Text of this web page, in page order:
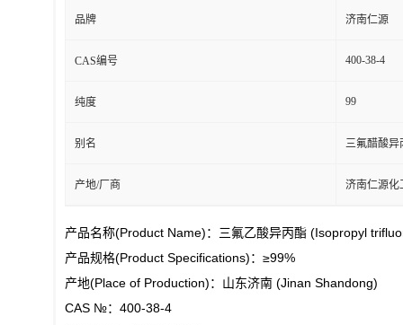
品牌 济南仁源
CAS编号 400-38-4
纯度 99
别名 三氟醋酸异
产地/厂商 济南仁源化
产品名称(Product Name)：三氟乙酸异丙酯 (Isopropyl
产品规格(Product Specifications)：≥99%
产地(Place of Production)：山东济南 (Jinan Shandong)
CAS №：400-38-4